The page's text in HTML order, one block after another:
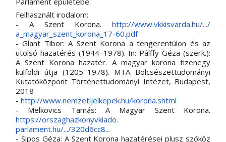
Felhasznált irodalom:
- A Szent Korona. http://www.vkkisvarda.hu/.../
a_magyar_szent_korona_17-60.pdf
- Glant Tibor: A Szent Korona a tengerentúlon és az
utolsó hazatérés (1944–1978). In: Pálffy Géza (szerk.):
A Szent Korona hazatér. A magyar korona tizenegy
külföldi útja (1205–1978). MTA Bölcsészettudományi
Kutatóközpont Történettudományi Intézet, Budapest,
2018
- http://www.nemzetijelkepek.hu/korona.shtml
https://orszaghazkonyvkiado.
parlament.hu/.../320d6cc8...